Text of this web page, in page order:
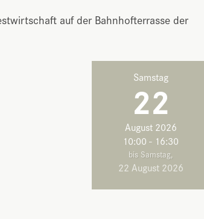
auf der Bahnhofterrasse der
Samstag
22
August 2026
10:00 - 16:30
bis Samstag,
22 August 2026